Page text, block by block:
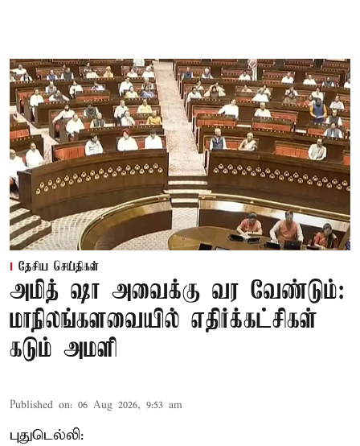
தேசிய செய்திகள்
அமித் ஷா அவைக்கு வர வேண்டும்:
மாநிலங்களவையில் எதிர்க்கட்சிகள்
கடும் அமளி
Published on: 06 Aug 2026, 9:53 am
புதுடெல்லி: